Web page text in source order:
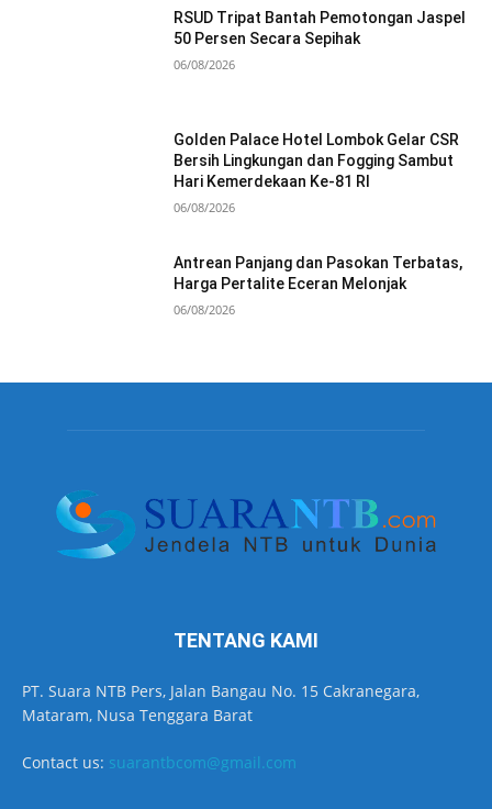
RSUD Tripat Bantah Pemotongan Jaspel
50 Persen Secara Sepihak
06/08/2026
Golden Palace Hotel Lombok Gelar CSR
Bersih Lingkungan dan Fogging Sambut
Hari Kemerdekaan Ke-81 RI
06/08/2026
Antrean Panjang dan Pasokan Terbatas,
Harga Pertalite Eceran Melonjak
06/08/2026
TENTANG KAMI
PT. Suara NTB Pers, Jalan Bangau No. 15 Cakranegara,
Mataram, Nusa Tenggara Barat
Contact us: suarantbcom@gmail.com